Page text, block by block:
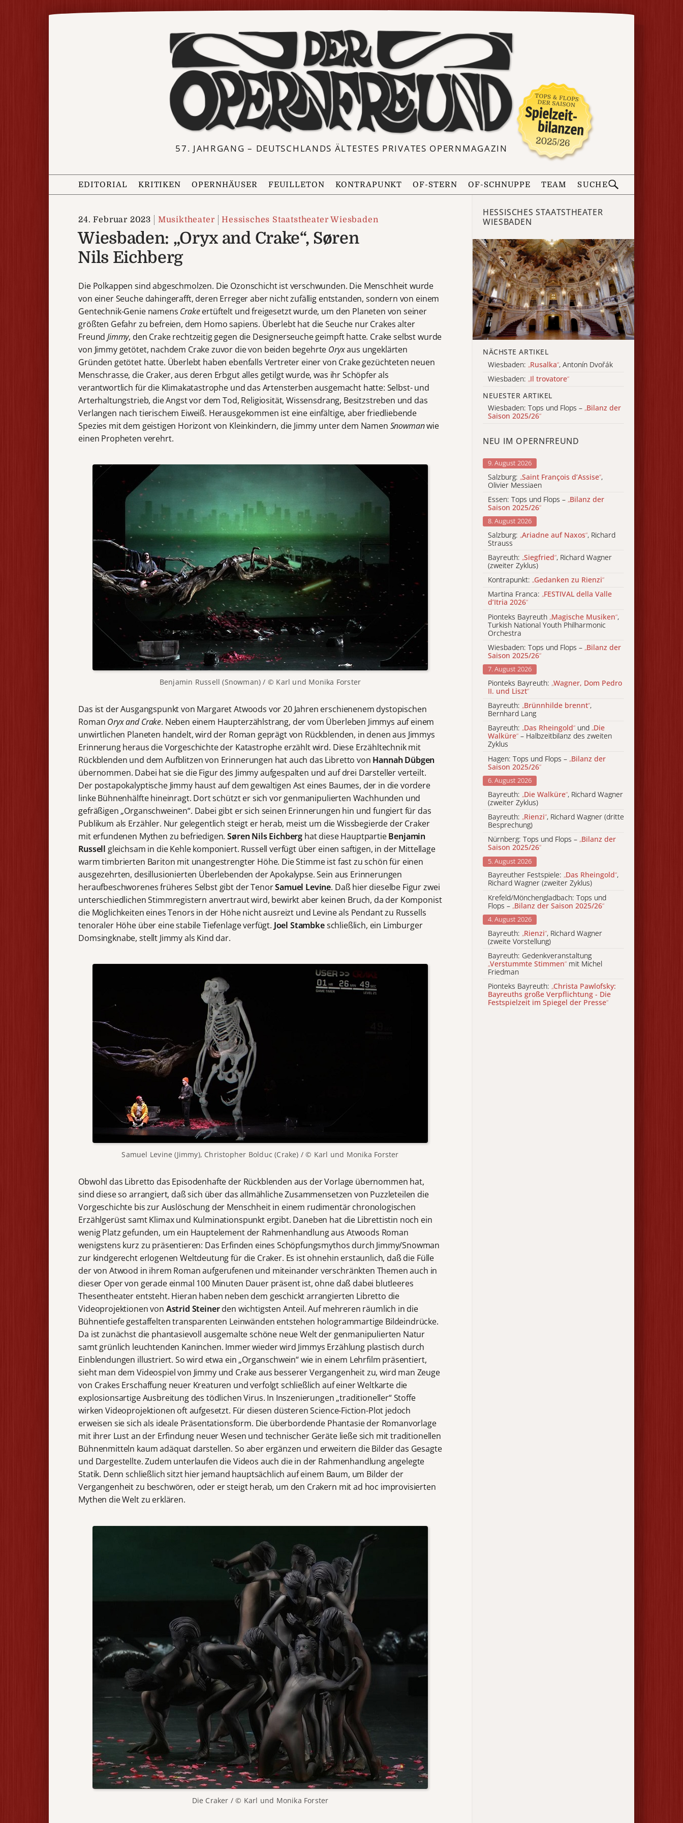
57. JAHRGANG – DEUTSCHLANDS ÄLTESTES PRIVATES OPERNMAGAZIN
EDITORIAL KRITIKEN OPERNHÄUSER FEUILLETON KONTRAPUNKT OF-STERN OF-SCHNUPPE TEAM SUCHE
24. Februar 2023 Musiktheater Hessisches Staatstheater Wiesbaden
Wiesbaden: „Oryx and Crake“, Søren
Nils Eichberg
Die Polkappen sind abgeschmolzen. Die Ozonschicht ist verschwunden. Die Menschheit wurde
von einer Seuche dahingerafft, deren Erreger aber nicht zufällig entstanden, sondern von einem
Gentechnik-Genie namens Crakeertüftelt und freigesetzt wurde, um den Planeten von seiner
größten Gefahr zu befreien, dem Homo sapiens. Überlebt hat die Seuche nur Crakes alter
FreundJimmy, den Crake rechtzeitig gegen die Designerseuche geimpft hatte. Crake selbst wurde
von Jimmy getötet, nachdem Crake zuvor die von beiden begehrte Oryxaus ungeklärten
Gründen getötet hatte. Überlebt haben ebenfalls Vertreter einer von Crake gezüchteten neuen
Menschrasse, die Craker, aus deren Erbgut alles getilgt wurde, was ihr Schöpfer als
verantwortlich für die Klimakatastrophe und das Artensterben ausgemacht hatte: Selbst- und
Arterhaltungstrieb, die Angst vor dem Tod, Religiosität, Wissensdrang, Besitzstreben und das
Verlangen nach tierischem Eiweiß. Herausgekommen ist eine einfältige, aber friedliebende
Spezies mit dem geistigen Horizont von Kleinkindern, die Jimmy unter dem Namen Snowmanwie
einen Propheten verehrt.
Benjamin Russell (Snowman) / © Karl und Monika Forster
Das ist der Ausgangspunkt von Margaret Atwoods vor 20 Jahren erschienenem dystopischen
Roman Oryx and Crake. Neben einem Haupterzählstrang, der vom Überleben Jimmys auf einem
unwirtlichen Planeten handelt, wird der Roman geprägt von Rückblenden, in denen aus Jimmys
Erinnerung heraus die Vorgeschichte der Katastrophe erzählt wird. Diese Erzähltechnik mit
Rückblenden und dem Aufblitzen von Erinnerungen hat auch das Libretto von Hannah Dübgen
übernommen. Dabei hat sie die Figur des Jimmy aufgespalten und auf drei Darsteller verteilt.
Der postapokalyptische Jimmy haust auf dem gewaltigen Ast eines Baumes, der in die vordere
linke Bühnenhälfte hineinragt. Dort schützt er sich vor genmanipulierten Wachhunden und
gefräßigen „Organschweinen“. Dabei gibt er sich seinen Erinnerungen hin und fungiert für das
Publikum als Erzähler. Nur gelegentlich steigt er herab, meist um die Wissbegierde der Craker
mit erfundenen Mythen zu befriedigen.Søren Nils Eichberg hat diese HauptpartieBenjamin
Russell gleichsam in die Kehle komponiert. Russell verfügt über einen saftigen, in der Mittellage
warm timbrierten Bariton mit unangestrengter Höhe. Die Stimme ist fast zu schön für einen
ausgezehrten, desillusionierten Überlebenden der Apokalypse. Sein aus Erinnerungen
heraufbeschworenes früheres Selbst gibt der TenorSamuel Levine. Daß hier dieselbe Figur zwei
unterschiedlichen Stimmregistern anvertraut wird, bewirkt aber keinen Bruch, da der Komponist
die Möglichkeiten eines Tenors in der Höhe nicht ausreizt und Levine als Pendant zu Russells
tenoraler Höhe über eine stabile Tiefenlage verfügt. Joel Stambkeschließlich, ein Limburger
Domsingknabe, stellt Jimmy als Kind dar.
Samuel Levine (Jimmy), Christopher Bolduc (Crake) / © Karl und Monika Forster
Obwohl das Libretto das Episodenhafte der Rückblenden aus der Vorlage übernommen hat,
sind diese so arrangiert, daß sich über das allmähliche Zusammensetzen von Puzzleteilen die
Vorgeschichte bis zur Auslöschung der Menschheit in einem rudimentär chronologischen
Erzählgerüst samt Klimax und Kulminationspunkt ergibt. Daneben hat die Librettistin noch ein
wenig Platz gefunden, um ein Hauptelement der Rahmenhandlung aus Atwoods Roman
wenigstens kurz zu präsentieren: Das Erfinden eines Schöpfungsmythos durch Jimmy/Snowman
zur kindgerecht erlogenen Weltdeutung für die Craker. Es ist ohnehin erstaunlich, daß die Fülle
der von Atwood in ihrem Roman aufgerufenen und miteinander verschränkten Themen auch in
dieser Oper von gerade einmal 100 Minuten Dauer präsent ist, ohne daß dabei blutleeres
Thesentheater entsteht. Hieran haben neben dem geschickt arrangierten Libretto die
Videoprojektionen von Astrid Steinerden wichtigsten Anteil. Auf mehreren räumlich in die
Bühnentiefe gestaffelten transparenten Leinwänden entstehen hologrammartige Bildeindrücke.
Da ist zunächst die phantasievoll ausgemalte schöne neue Welt der genmanipulierten Natur
samt grünlich leuchtenden Kaninchen. Immer wieder wird Jimmys Erzählung plastisch durch
Einblendungen illustriert. So wird etwa ein „Organschwein“ wie in einem Lehrfilm präsentiert,
sieht man dem Videospiel von Jimmy und Crake aus besserer Vergangenheit zu, wird man Zeuge
von Crakes Erschaffung neuer Kreaturen und verfolgt schließlich auf einer Weltkarte die
explosionsartige Ausbreitung des tödlichen Virus. In Inszenierungen „traditioneller“ Stoffe
wirken Videoprojektionen oft aufgesetzt. Für diesen düsteren Science-Fiction-Plot jedoch
erweisen sie sich als ideale Präsentationsform. Die überbordende Phantasie der Romanvorlage
mit ihrer Lust an der Erfindung neuer Wesen und technischer Geräte ließe sich mit traditionellen
Bühnenmitteln kaum adäquat darstellen. So aber ergänzen und erweitern die Bilder das Gesagte
und Dargestellte. Zudem unterlaufen die Videos auch die in der Rahmenhandlung angelegte
Statik. Denn schließlich sitzt hier jemand hauptsächlich auf einem Baum, um Bilder der
Vergangenheit zu beschwören, oder er steigt herab, um den Crakern mit ad hoc improvisierten
Mythen die Welt zu erklären.
Die Craker / © Karl und Monika Forster
HESSISCHES STAATSTHEATER
WIESBADEN
NÄCHSTE ARTIKEL
Wiesbaden: „Rusalka“, Antonín Dvořák
Wiesbaden: „Il trovatore“
NEUESTER ARTIKEL
Wiesbaden: Tops und Flops – „Bilanz der
Saison 2025/26“
NEU IM OPERNFREUND
9. August 2026
Salzburg: „Saint François d’Assise“,
Olivier Messiaen
Essen: Tops und Flops – „Bilanz der
Saison 2025/26“
8. August 2026
Salzburg: „Ariadne auf Naxos“, Richard
Strauss
Bayreuth: „Siegfried“, Richard Wagner
(zweiter Zyklus)
Kontrapunkt: „Gedanken zu Rienzi“
Martina Franca: „FESTIVAL della Valle
d’Itria 2026“
Pionteks Bayreuth „Magische Musiken“,
Turkish National Youth Philharmonic
Orchestra
Wiesbaden: Tops und Flops – „Bilanz der
Saison 2025/26“
7. August 2026
Pionteks Bayreuth: „Wagner, Dom Pedro
II. und Liszt“
Bayreuth: „Brünnhilde brennt“,
Bernhard Lang
Bayreuth: „Das Rheingold“ und „Die
Walküre“ – Halbzeitbilanz des zweiten
Zyklus
Hagen: Tops und Flops – „Bilanz der
Saison 2025/26“
6. August 2026
Bayreuth: „Die Walküre“, Richard Wagner
(zweiter Zyklus)
Bayreuth: „Rienzi“, Richard Wagner (dritte
Besprechung)
Nürnberg: Tops und Flops – „Bilanz der
Saison 2025/26“
5. August 2026
Bayreuther Festspiele: „Das Rheingold“,
Richard Wagner (zweiter Zyklus)
Krefeld/Mönchengladbach: Tops und
Flops – „Bilanz der Saison 2025/26“
4. August 2026
Bayreuth: „Rienzi“, Richard Wagner
(zweite Vorstellung)
Bayreuth: Gedenkveranstaltung
„Verstummte Stimmen“ mit Michel
Friedman
Pionteks Bayreuth: „Christa Pawlofsky:
Bayreuths große Verpflichtung - Die
Festspielzeit im Spiegel der Presse“